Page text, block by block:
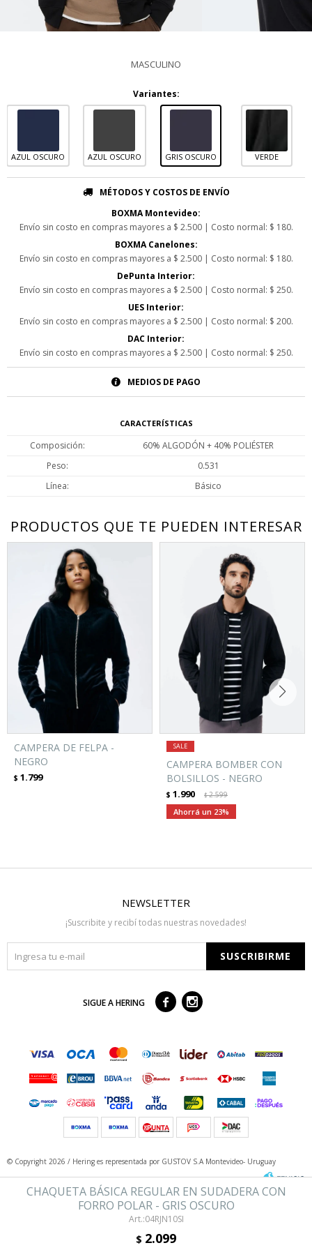
MASCULINO
Variantes:
AZUL OSCURO AZUL OSCURO GRIS OSCURO VERDE
CHAQUETA BÁSICA REGULAR EN SUDADERA CON
FORRO POLAR - GRIS OSCURO
04RJN10SI
$ 2.099
MÉTODOS Y COSTOS DE ENVÍO
BOXMA Montevideo:
Envío sin costo en compras mayores a $ 2.500 | Costo normal: $ 180.
BOXMA Canelones:
Envío sin costo en compras mayores a $ 2.500 | Costo normal: $ 180.
DePunta Interior:
Envío sin costo en compras mayores a $ 2.500 | Costo normal: $ 250.
UES Interior:
Envío sin costo en compras mayores a $ 2.500 | Costo normal: $ 200.
DAC Interior:
Envío sin costo en compras mayores a $ 2.500 | Costo normal: $ 250.
MEDIOS DE PAGO
CARACTERÍSTICAS
Composición
60% ALGODÓN + 40% POLIÉSTER
Peso
0.531
Línea
Básico
PRODUCTOS QUE TE PUEDEN INTERESAR
CAMPERA DE FELPA -
NEGRO
$ 1.799
CAMPERA BOMBER CON
BOLSILLOS - NEGRO
$ 1.990 $2.599
23
NEWSLETTER
¡Suscribite y recibí todas nuestras novedades!
SUSCRIBIRME
SIGUE A HERING  
© Copyright 2026 / Hering es representada por GUSTOV S.A Montevideo- Uruguay